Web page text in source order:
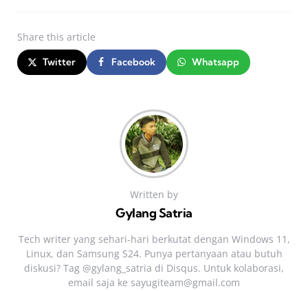
Share this article
Twitter Facebook Whatsapp
Written by
Gylang Satria
Tech writer yang sehari‑hari berkutat dengan Windows 11,
Linux, dan Samsung S24. Punya pertanyaan atau butuh
diskusi? Tag @gylang_satria di Disqus. Untuk kolaborasi,
email saja ke sayugiteam@gmail.com